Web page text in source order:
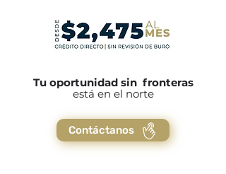
Tu oportunidad sin fronteras
está en el norte
Contáctanos